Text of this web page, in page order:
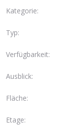
Kategorie:
Typ:
Verfügbarkeit:
Ausblick:
Fläche:
Etage: